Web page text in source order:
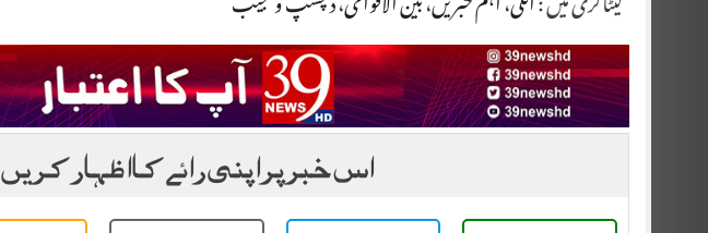
اس خبر پر اپنی رائے کا اظہار کریں